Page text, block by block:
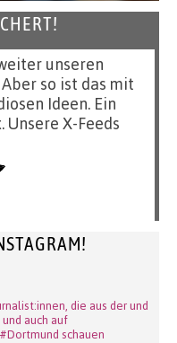
unseren
so ist das mit
Ideen. Ein
Unsere X-Feeds
die aus der und
auch auf
schauen